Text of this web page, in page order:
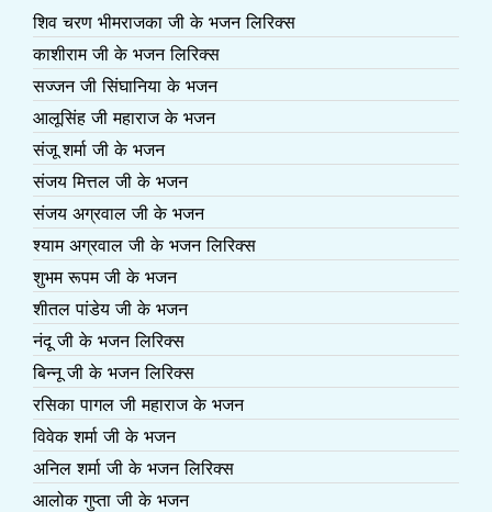
शिव चरण भीमराजका जी के भजन लिरिक्स
काशीराम जी के भजन लिरिक्स
सज्जन जी सिंघानिया के भजन
आलूसिंह जी महाराज के भजन
संजू शर्मा जी के भजन
संजय मित्तल जी के भजन
संजय अग्रवाल जी के भजन
श्याम अग्रवाल जी के भजन लिरिक्स
शुभम रूपम जी के भजन
शीतल पांडेय जी के भजन
नंदू जी के भजन लिरिक्स
बिन्नू जी के भजन लिरिक्स
रसिका पागल जी महाराज के भजन
विवेक शर्मा जी के भजन
अनिल शर्मा जी के भजन लिरिक्स
आलोक गुप्ता जी के भजन